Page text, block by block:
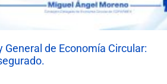
General de Economía Circular: